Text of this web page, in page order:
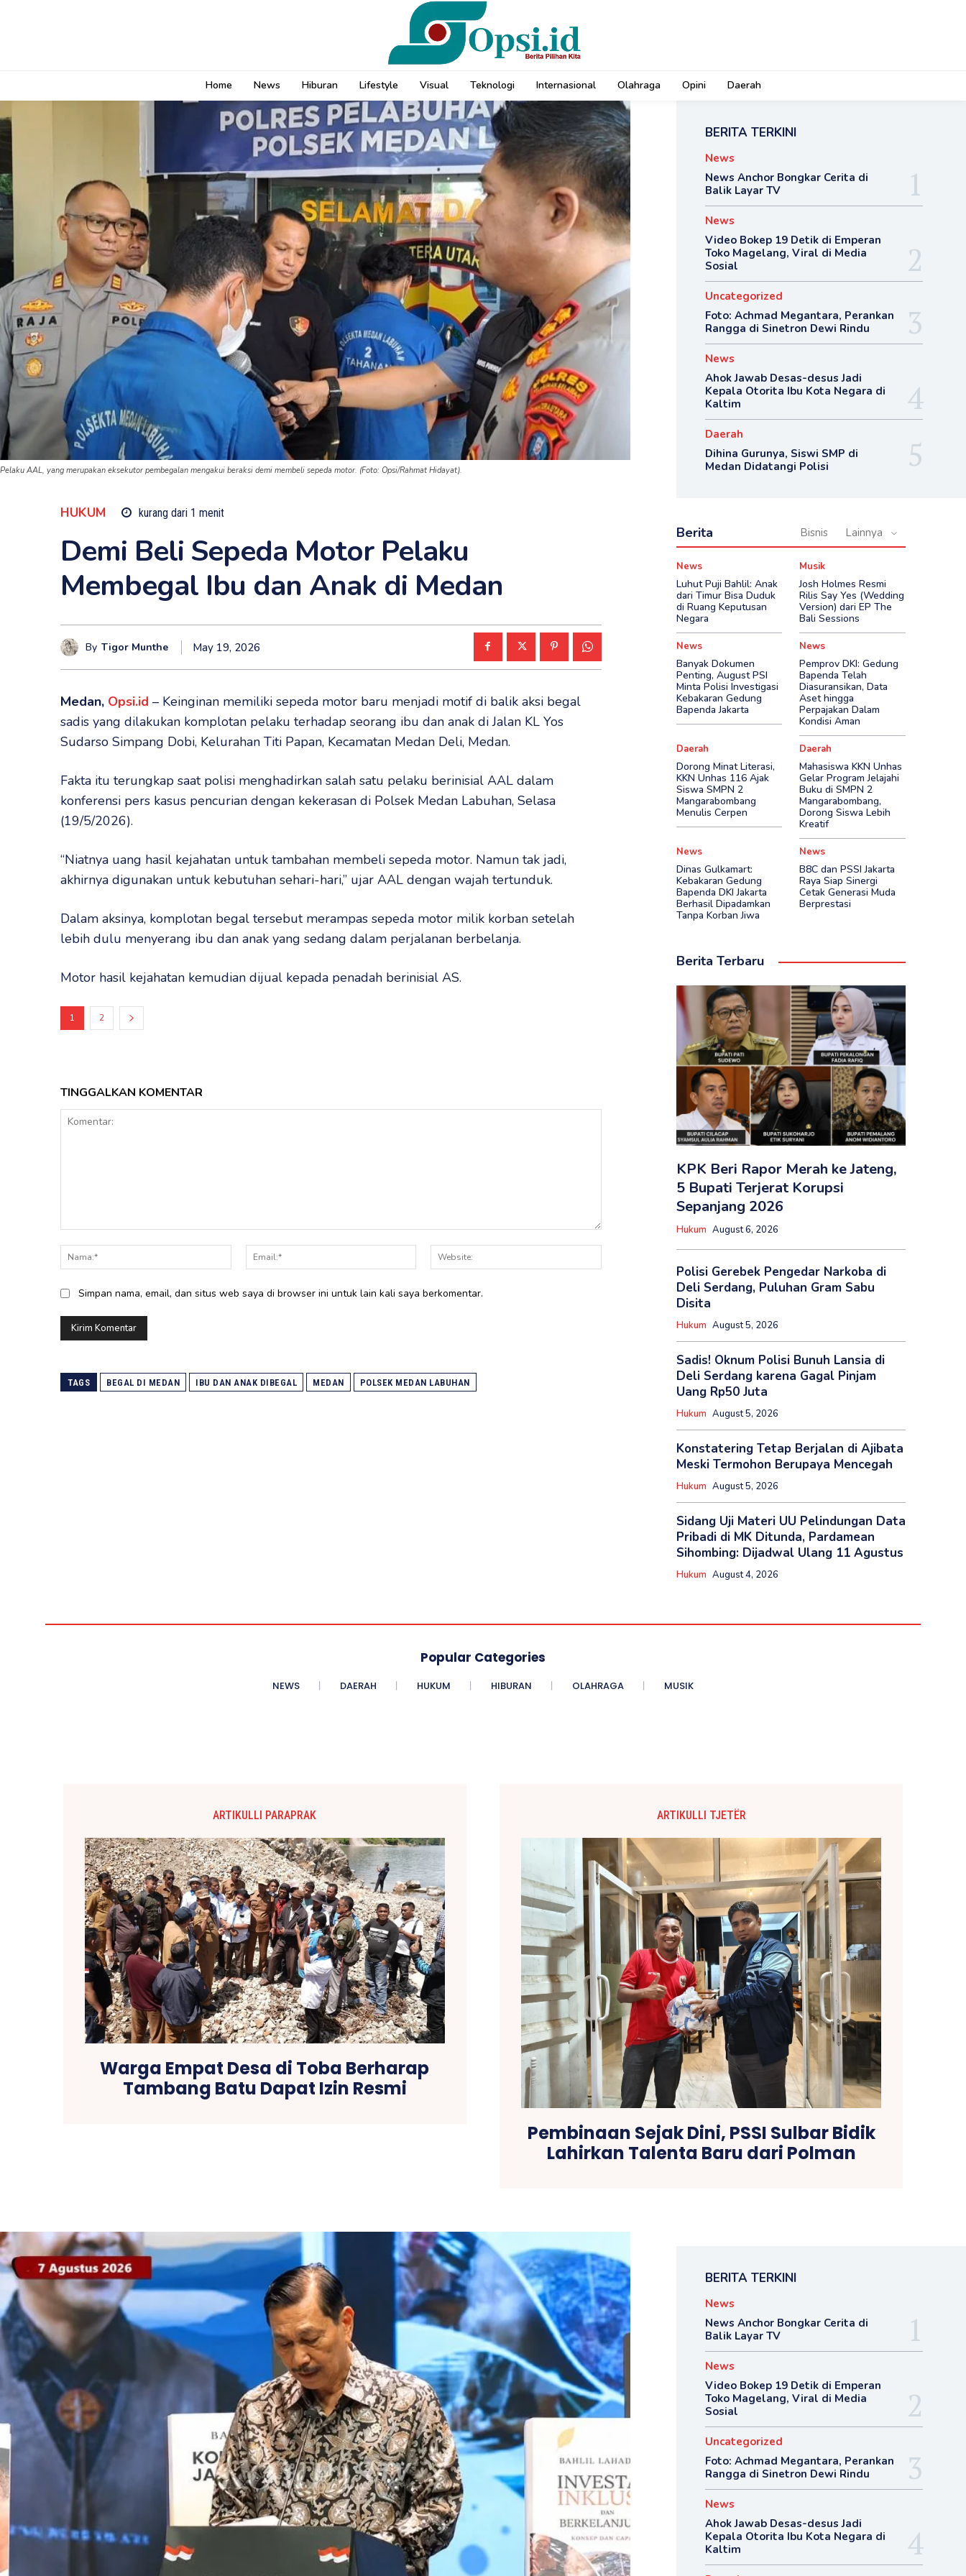
Home News Hiburan Lifestyle Visual Teknologi Internasional Olahraga Opini Daerah
Pelaku AAL, yang merupakan eksekutor pembegalan mengakui beraksi demi membeli sepeda motor. (Foto: Opsi/Rahmat Hidayat).
HUKUM kurang dari 1 menit
Demi Beli Sepeda Motor Pelaku
Membegal Ibu dan Anak di Medan
By Tigor Munthe May 19, 2026
Medan, Opsi.id – Keinginan memiliki sepeda motor baru menjadi motif di balik aksi begal
sadis yang dilakukan komplotan pelaku terhadap seorang ibu dan anak di Jalan KL Yos
Sudarso Simpang Dobi, Kelurahan Titi Papan, Kecamatan Medan Deli, Medan.
Fakta itu terungkap saat polisi menghadirkan salah satu pelaku berinisial AAL dalam
konferensi pers kasus pencurian dengan kekerasan di Polsek Medan Labuhan, Selasa
(19/5/2026).
“Niatnya uang hasil kejahatan untuk tambahan membeli sepeda motor. Namun tak jadi,
akhirnya digunakan untuk kebutuhan sehari-hari,” ujar AAL dengan wajah tertunduk.
Dalam aksinya, komplotan begal tersebut merampas sepeda motor milik korban setelah
lebih dulu menyerang ibu dan anak yang sedang dalam perjalanan berbelanja.
Motor hasil kejahatan kemudian dijual kepada penadah berinisial AS.
1 2
TINGGALKAN KOMENTAR
Nama:*
Email:*
Simpan nama, email, dan situs web saya di browser ini untuk lain kali saya berkomentar.
TAGS BEGAL DI MEDAN IBU DAN ANAK DIBEGAL MEDAN POLSEK MEDAN LABUHAN
BERITA TERKINI
News
News Anchor Bongkar Cerita di
Balik Layar TV
News
Video Bokep 19 Detik di Emperan
Toko Magelang, Viral di Media
Sosial
Uncategorized
Foto: Achmad Megantara, Perankan
Rangga di Sinetron Dewi Rindu
News
Ahok Jawab Desas-desus Jadi
Kepala Otorita Ibu Kota Negara di
Kaltim
Daerah
Dihina Gurunya, Siswi SMP di
Medan Didatangi Polisi
Berita Bisnis Lainnya
News
Luhut Puji Bahlil: Anak
dari Timur Bisa Duduk
di Ruang Keputusan
Negara
Musik
Josh Holmes Resmi
Rilis Say Yes (Wedding
Version) dari EP The
Bali Sessions
News
Banyak Dokumen
Penting, August PSI
Minta Polisi Investigasi
Kebakaran Gedung
Bapenda Jakarta
News
Pemprov DKI: Gedung
Bapenda Telah
Diasuransikan, Data
Aset hingga
Perpajakan Dalam
Kondisi Aman
Daerah
Dorong Minat Literasi,
KKN Unhas 116 Ajak
Siswa SMPN 2
Mangarabombang
Menulis Cerpen
Daerah
Mahasiswa KKN Unhas
Gelar Program Jelajahi
Buku di SMPN 2
Mangarabombang,
Dorong Siswa Lebih
Kreatif
News
Dinas Gulkamart:
Kebakaran Gedung
Bapenda DKI Jakarta
Berhasil Dipadamkan
Tanpa Korban Jiwa
News
B8C dan PSSI Jakarta
Raya Siap Sinergi
Cetak Generasi Muda
Berprestasi
Berita Terbaru
KPK Beri Rapor Merah ke Jateng,
5 Bupati Terjerat Korupsi
Sepanjang 2026
Hukum August 6, 2026
Polisi Gerebek Pengedar Narkoba di
Deli Serdang, Puluhan Gram Sabu
Disita
Hukum August 5, 2026
Sadis! Oknum Polisi Bunuh Lansia di
Deli Serdang karena Gagal Pinjam
Uang Rp50 Juta
Hukum August 5, 2026
Konstatering Tetap Berjalan di Ajibata
Meski Termohon Berupaya Mencegah
Hukum August 5, 2026
Sidang Uji Materi UU Pelindungan Data
Pribadi di MK Ditunda, Pardamean
Sihombing: Dijadwal Ulang 11 Agustus
Hukum August 4, 2026
Popular Categories
NEWS DAERAH HUKUM HIBURAN OLAHRAGA MUSIK
ARTIKULLI PARAPRAK
Warga Empat Desa di Toba Berharap
Tambang Batu Dapat Izin Resmi
ARTIKULLI TJETËR
Pembinaan Sejak Dini, PSSI Sulbar Bidik
Lahirkan Talenta Baru dari Polman